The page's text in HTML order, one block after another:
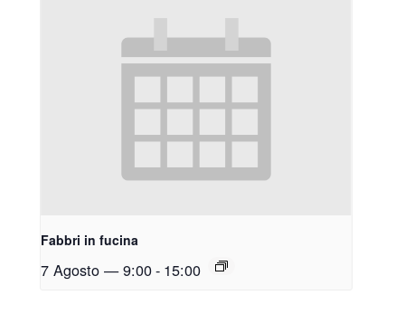
Fabbri in fucina
7 Agosto — 9:00- 15:00